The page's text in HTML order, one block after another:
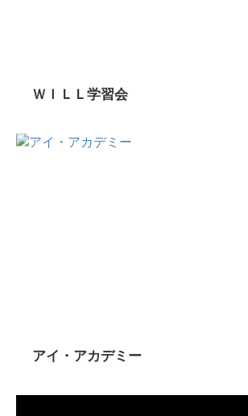
ＷＩＬＬ学習会
アイ・アカデミー